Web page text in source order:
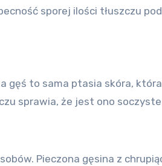
sporej ilości tłuszczu
gęś to sama ptasia skóra,
sprawia, że jest ono
Pieczona gęsina z